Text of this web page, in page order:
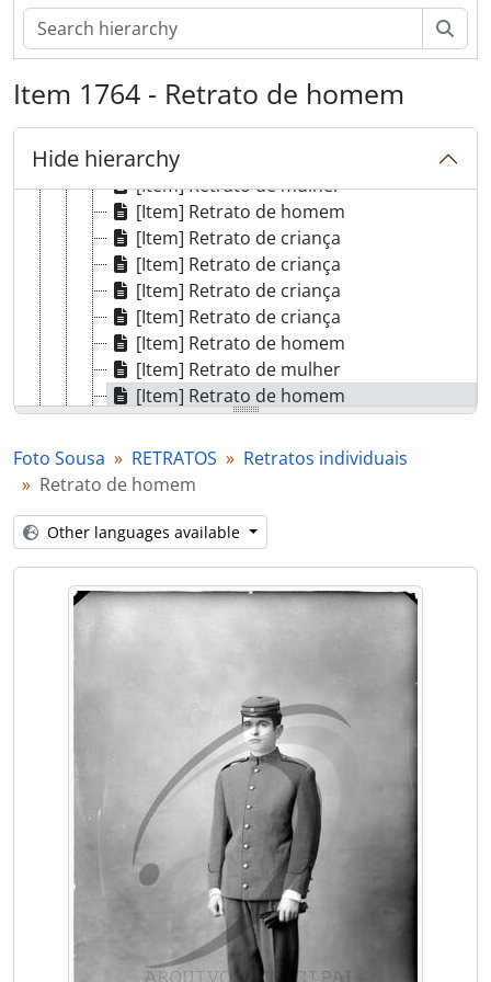
Item 1764 - Retrato de homem
Hide hierarchy
[Item] Retrato de mulher
[Item] Retrato de aluno universitário
[Item] Retrato de criança
[Item] Retrato de mulher com vestuário regional
[Item] Retrato de mulher com vestuário regional
[Item] Retrato de criança
[Item] Retrato de mulher
[Item] Retrato de homem
[Item] Retrato de criança
[Item] Retrato de criança
[Item] Retrato de criança
[Item] Retrato de criança
[Item] Retrato de homem
[Item] Retrato de mulher
[Item] Retrato de homem
[Item] Retrato de criança com vestuário de fantasia
[Item] Retrato de mulher com vestuário regional
[Item] Retrato de criança com vestuário regional
[Item] Criança e gado suíno
[Item] Retrato de padre
[Item] Retrato de padre
[Item] Retrato de criança com vestuário de fantasia
[Item] Retrato de padre
[Item] Retrato de mulher com vestuário regional
[Item] Autorretrato do fotógrafo Augusto Tavares de Sousa
[Item] Comendador Luiz Bernardo de Almeida
[Item] Retrato de mulher
[Item] Retrato de homem a cavalo
[Item] Marinha Silva dos Santos Almeida, segunda esposa do Comendador Luiz Bernardo de Almeida, na Quinta Progresso
[Item] Anna Horvatt de Almeida, primeira esposa do Comendador Luiz Bernardo de Almeida, na Quinta Progresso
[Item] Retrato de seminarista
[Item] Retrato de seminarista
[Item] Retrato de seminarista
Foto Sousa RETRATOS
Retratos individuais
Retrato de homem
Other languages available